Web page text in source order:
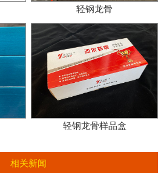
轻钢龙骨
轻钢龙骨样品盒
相关新闻